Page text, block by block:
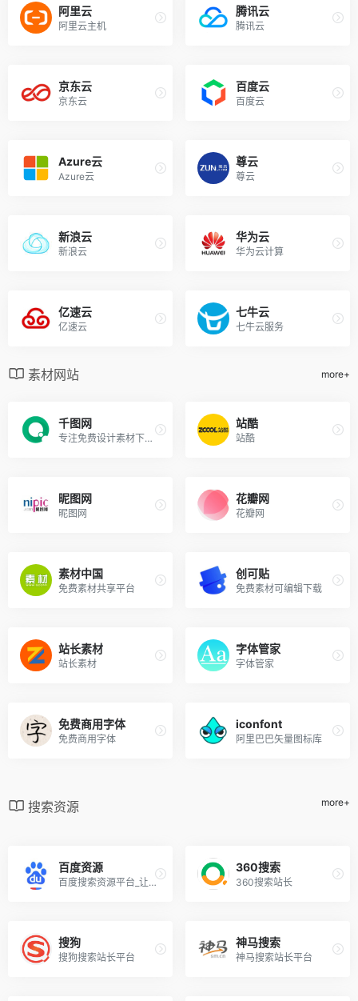
阿里云
阿里云主机
腾讯云
腾讯云
京东云
京东云
百度云
百度云
Azure云
Azure云
尊云
尊云
新浪云
新浪云
华为云
华为云计算
亿速云
亿速云
七牛云
七牛云服务
素材网站 more+
千图网
专注免费设计素材下载的网站
站酷
站酷
昵图网
昵图网
花瓣网
花瓣网
素材中国
免费素材共享平台
创可贴
免费素材可编辑下载
站长素材
站长素材
字体管家
字体管家
免费商用字体
免费商用字体
iconfont
阿里巴巴矢量图标库
搜索资源 more+
百度资源
百度搜索资源平台_让网站更具价值
360搜索
360搜索站长
搜狗
搜狗搜索站长平台
神马搜索
神马搜索站长平台